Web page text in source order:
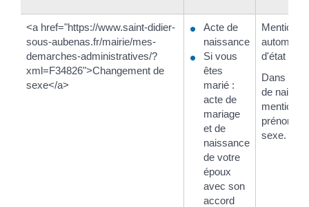
<a href="https://www.saint-didier-
sous-aubenas.fr/mairie/mes-
demarches-administratives/?
xml=F34826">Changement de
sexe</a>
Acte de
naissance
Si vous
êtes
marié :
acte de
mariage
et de
naissance
de votre
époux
avec son
accord
Mention
d'état civil.
Dans
de
mention
prénom,
sexe.